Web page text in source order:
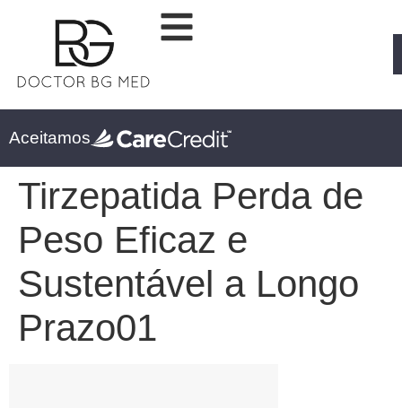
Aceitamos
Tirzepatida Perda de
Peso Eficaz e
Sustentável a Longo
Prazo01